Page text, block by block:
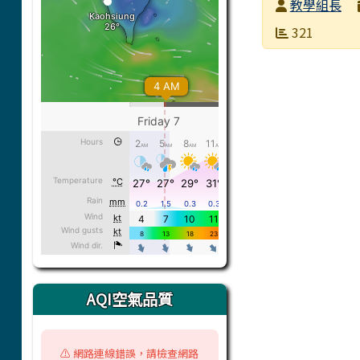
AQI空氣品質
⚠️ 網路連線錯誤，請檢查網路
發布者教學組長
發布日期
瀏覽次數
321